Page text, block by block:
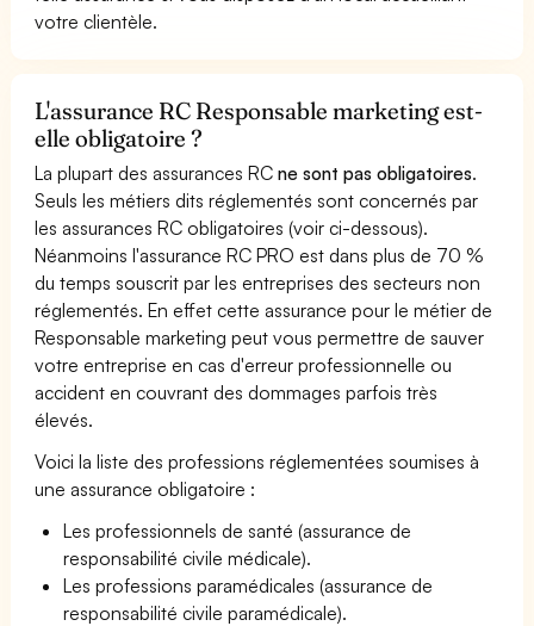
votre clientèle.
L'assurance RC Responsable marketing est-
elle obligatoire ?
La plupart des assurances RCne sont pas obligatoires.
Seuls les métiers dits réglementés sont concernés par
les assurances RC obligatoires (voir ci-dessous).
Néanmoins l'assurance RC PRO est dans plus de 70 %
du temps souscrit par les entreprises des secteurs non
réglementés. En effet cette assurance pour le métier de
Responsable marketing peut vous permettre de sauver
votre entreprise en cas d'erreur professionnelle ou
accident en couvrant des dommages parfois très
élevés.
Voici la liste des professions réglementées soumises à
une assurance obligatoire :
Les professionnels de santé (assurance de
responsabilité civile médicale).
Les professions paramédicales (assurance de
responsabilité civile paramédicale).